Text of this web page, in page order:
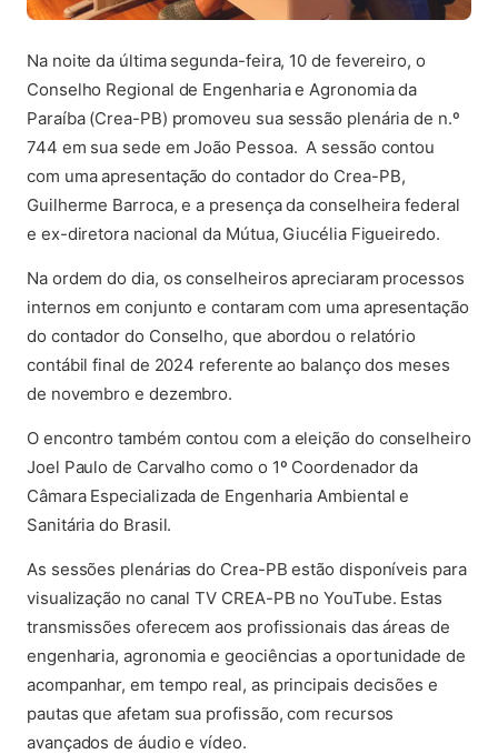
Na noite da última segunda-feira, 10 de fevereiro, o
Conselho Regional de Engenharia e Agronomia da
Paraíba (Crea-PB) promoveu sua sessão plenária de n.º
744 em sua sede em João Pessoa. A sessão contou
com uma apresentação do contador do Crea-PB,
Guilherme Barroca, e a presença da conselheira federal
e ex-diretora nacional da Mútua, Giucélia Figueiredo.
Na ordem do dia, os conselheiros apreciaram processos
internos em conjunto e contaram com uma apresentação
do contador do Conselho, que abordou o relatório
contábil final de 2024 referente ao balanço dos meses
de novembro e dezembro.
O encontro também contou com a eleição do conselheiro
Joel Paulo de Carvalho como o 1º Coordenador da
Câmara Especializada de Engenharia Ambiental e
Sanitária do Brasil.
As sessões plenárias do Crea-PB estão disponíveis para
visualização no canal TV CREA-PB no YouTube. Estas
transmissões oferecem aos profissionais das áreas de
engenharia, agronomia e geociências a oportunidade de
acompanhar, em tempo real, as principais decisões e
pautas que afetam sua profissão, com recursos
avançados de áudio e vídeo.